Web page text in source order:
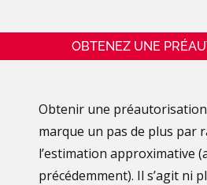
OBTENEZ UNE
Obtenir une
marque un pas de plus par
l’estimation approximative
précédemment). Il s’agit ni